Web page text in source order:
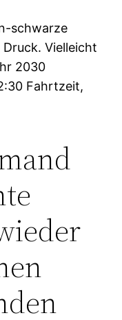
schwarze
Vielleicht
2030
Fahrtzeit,